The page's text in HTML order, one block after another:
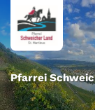
Zum Inhalt
Pfarrei